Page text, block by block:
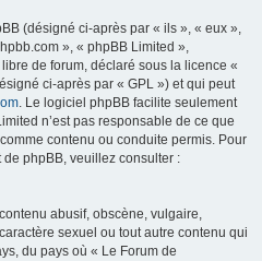
(désigné ci-après par « ils », « eux »,
», « phpBB Limited »,
de forum, déclaré sous la licence «
ci-après par « GPL ») et qui peut
. Le logiciel phpBB facilite seulement
n’est pas responsable de ce que
contenu ou conduite permis. Pour
phpBB, veuillez consulter :
abusif, obscène, vulgaire,
sexuel ou tout autre contenu qui
du pays où « Le Forum de